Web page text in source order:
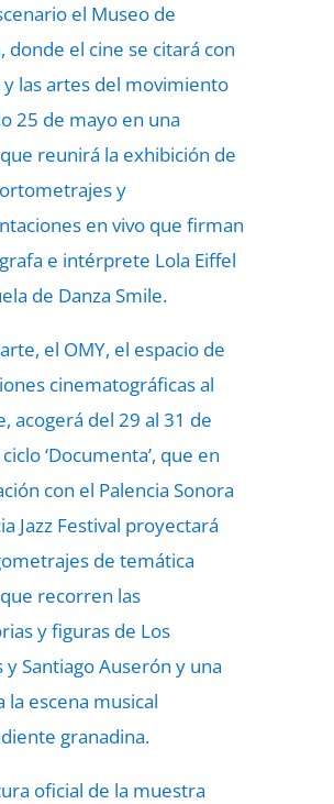
el Museo de
donde el cine se citará con
y las artes del movimiento
25 de mayo en una
reunirá la exhibición de
y
en vivo que firman
e intérprete Lola Eiffel
de Danza Smile.
el OMY, el espacio de
cinematográficas al
acogerá del 29 al 31 de
‘Documenta’, que en
con el Palencia Sonora
Jazz Festival proyectará
de temática
recorren las
y figuras de Los
y Santiago Auserón y una
la escena musical
granadina.
oficial de la muestra